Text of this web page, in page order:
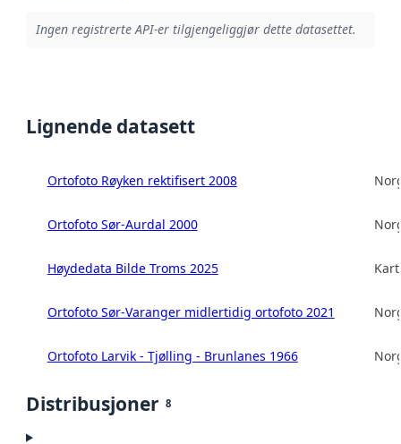
Ingen registrerte API-er tilgjengeliggjør dette datasettet.
Lignende datasett
Ortofoto Røyken rektifisert 2008
Ortofoto Sør-Aurdal 2000
Høydedata Bilde Troms 2025
Ortofoto Sør-Varanger midlertidig ortofoto 2021
Ortofoto Larvik - Tjølling - Brunlanes 1966
Distribusjoner 8